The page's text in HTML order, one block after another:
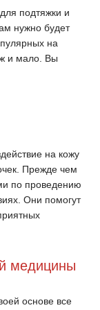
подтяжки и
нужно будет
на
и мало. Вы
на кожу
Прежде чем
по проведению
Они помогут
медицины
основе все